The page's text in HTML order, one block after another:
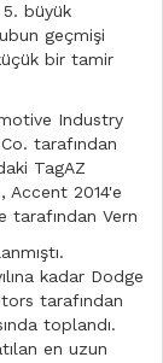
büyük
geçmişi
bir tamir
Industry
tarafından
TagAZ
Accent 2014'e
tarafından Vern
kadar Dodge
tarafından
toplandı.
en uzun